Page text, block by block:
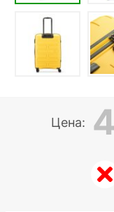
Цена: